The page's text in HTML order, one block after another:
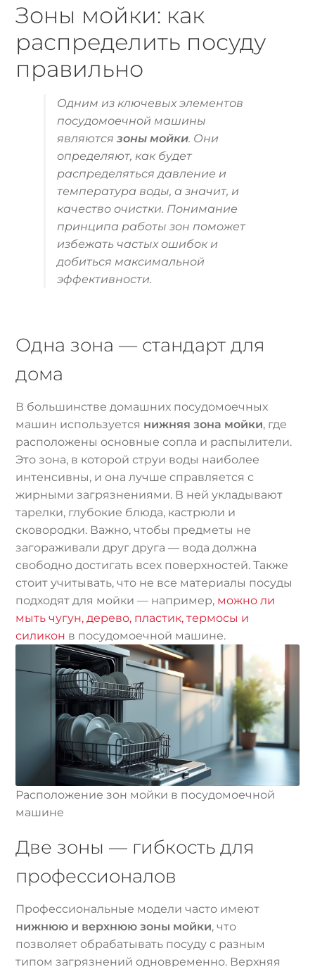
Зоны мойки: как
распределить посуду
правильно
Одним из ключевых элементов
посудомоечной машины
являютсязоны мойки. Они
определяют, как будет
распределяться давление и
температура воды, а значит, и
качество очистки. Понимание
принципа работы зон поможет
избежать частых ошибок и
добиться максимальной
эффективности.
Одна зона — стандарт для
дома
В большинстве домашних посудомоечных
машин используется нижняя зона мойки, где
расположены основные сопла и распылители.
Это зона, в которой струи воды наиболее
интенсивны, и она лучше справляется с
жирными загрязнениями. В ней укладывают
тарелки, глубокие блюда, кастрюли и
сковородки. Важно, чтобы предметы не
загораживали друг друга — вода должна
свободно достигать всех поверхностей. Также
стоит учитывать, что не все материалы посуды
подходят для мойки — например, можно ли
мыть чугун, дерево, пластик, термосы и
силикон в посудомоечной машине.
Расположение зон мойки в посудомоечной
машине
Две зоны — гибкость для
профессионалов
Профессиональные модели часто имеют
нижнюю и верхнюю зоны мойки, что
позволяет обрабатывать посуду с разным
типом загрязнений одновременно. Верхняя